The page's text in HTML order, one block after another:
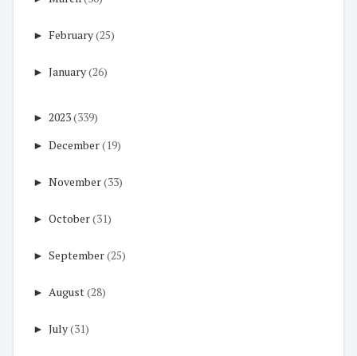
► February(25)
► January(26)
► 2023(339)
► December(19)
► November(33)
► October(31)
► September(25)
► August(28)
► July(31)